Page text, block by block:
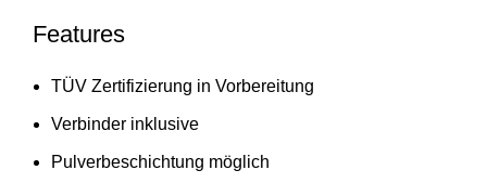
Features
TÜV Zertifizierung in Vorbereitung
Verbinder inklusive
Pulverbeschichtung möglich